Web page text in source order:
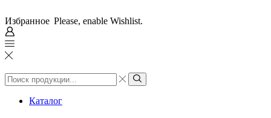
Избранное Please, enable Wishlist.
Search
input
Search
Каталог